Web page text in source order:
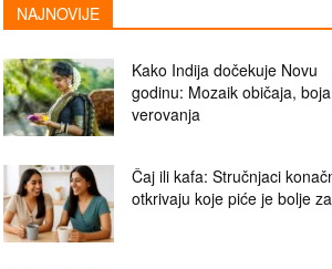
NAJNOVIJE
Kako Indija dočekuje Novu
godinu: Mozaik običaja,
verovanja
Čaj ili kafa: Stručnjaci
otkrivaju koje piće je bolje